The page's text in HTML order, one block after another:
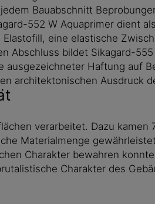
Bauabschnitt
552 W Aquaprimer dient
eine elastische
bildet Sikagard-
Haftung auf
architektonischen Ausdruck
verarbeitet. Dazu
Materialmenge
Charakter bewahren
Charakter des